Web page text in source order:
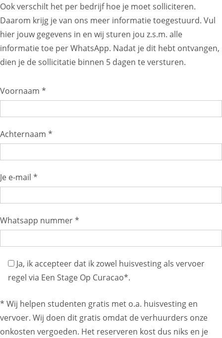
Ook verschilt het per bedrijf hoe je moet solliciteren.
Daarom krijg je van ons meer informatie toegestuurd. Vul
hier jouw gegevens in en wij sturen jou z.s.m. alle
informatie toe per WhatsApp. Nadat je dit hebt ontvangen,
dien je de sollicitatie binnen 5 dagen te versturen.
Voornaam *
Achternaam *
Je e-mail *
Whatsapp nummer *
Ja, ik accepteer dat ik zowel huisvesting als vervoer
regel via Een Stage Op Curacao*.
* Wij helpen studenten gratis met o.a. huisvesting en
vervoer. Wij doen dit gratis omdat de verhuurders onze
onkosten vergoeden. Het reserveren kost dus niks en je